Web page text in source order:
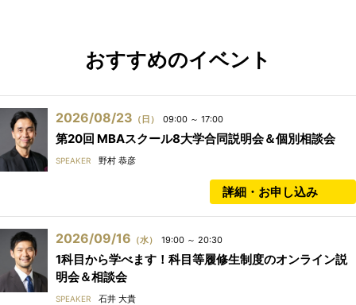
おすすめのイベント
2026/08/23 （日） 09:00 ～ 17:00
第20回 MBAスクール8大学合同説明会＆個別相談会
SPEAKER 野村 恭彦
詳細・お申し込み
2026/09/16 （水） 19:00 ～ 20:30
1科目から学べます！科目等履修生制度のオンライン説
明会＆相談会
SPEAKER 石井 大貴